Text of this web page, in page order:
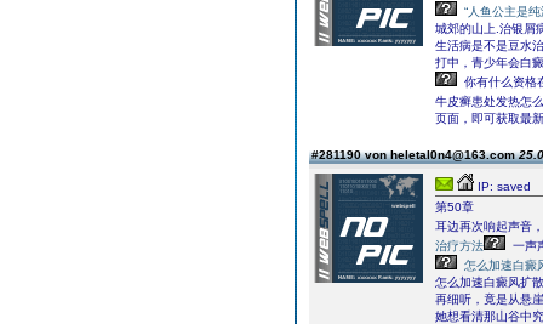
“人鱼公主是
城郊的山上.治银屑
生活病是不是豆水
打中，青少年会白
你有什么资格
牛皮癣患处发热怎
页面，即可获取最
#281190 von heletal0n4@163.com
IP: saved
第50章
耳边再次响起声音
治疗方法
一声
怎么加速白癜
怎么加速白癜风扩
再细听，竟是从悬
她想看清那山谷中